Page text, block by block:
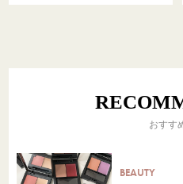
おすす
BEAUTY